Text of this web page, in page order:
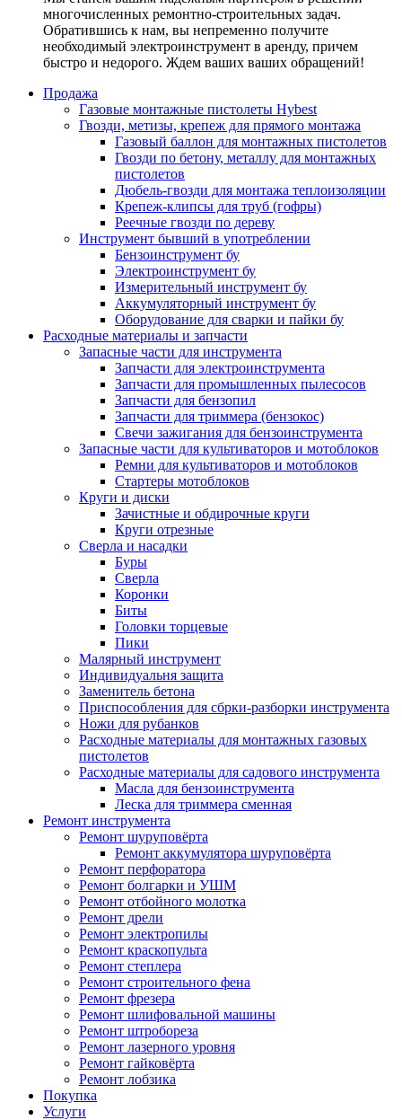
многочисленных ремонтно-строительных задач.
Обратившись к нам, вы непременно получите
необходимый электроинструмент в аренду, причем
быстро и недорого. Ждем ваших ваших обращений!
Продажа
Газовые монтажные пистолеты Hybest
Гвозди, метизы, крепеж для прямого монтажа
Газовый баллон для монтажных пистолетов
Гвозди по бетону, металлу для монтажных
пистолетов
Дюбель-гвозди для монтажа теплоизоляции
Крепеж-клипсы для труб (гофры)
Реечные гвозди по дереву
Инструмент бывший в употреблении
Бензоинструмент бу
Электроинструмент бу
Измерительный инструмент бу
Аккумуляторный инструмент бу
Оборудование для сварки и пайки бу
Расходные материалы и запчасти
Запасные части для инструмента
Запчасти для электроинструмента
Запчасти для промышленных пылесосов
Запчасти для бензопил
Запчасти для триммера (бензокос)
Свечи зажигания для бензоинструмента
Запасные части для культиваторов и мотоблоков
Ремни для культиваторов и мотоблоков
Стартеры мотоблоков
Круги и диски
Зачистные и обдирочные круги
Круги отрезные
Сверла и насадки
Буры
Сверла
Коронки
Биты
Головки торцевые
Пики
Малярный инструмент
Индивидуальня защита
Заменитель бетона
Приспособления для сбрки-разборки инструмента
Ножи для рубанков
Расходные материалы для монтажных газовых
пистолетов
Расходные материалы для садового инструмента
Масла для бензоинструмента
Леска для триммера сменная
Ремонт инструмента
Ремонт шуруповёрта
Ремонт аккумулятора шуруповёрта
Ремонт перфоратора
Ремонт болгарки и УШМ
Ремонт отбойного молотка
Ремонт дрели
Ремонт электропилы
Ремонт краскопульта
Ремонт степлера
Ремонт строительного фена
Ремонт фрезера
Ремонт шлифовальной машины
Ремонт штробореза
Ремонт лазерного уровня
Ремонт гайковёрта
Ремонт лобзика
Покупка
Услуги